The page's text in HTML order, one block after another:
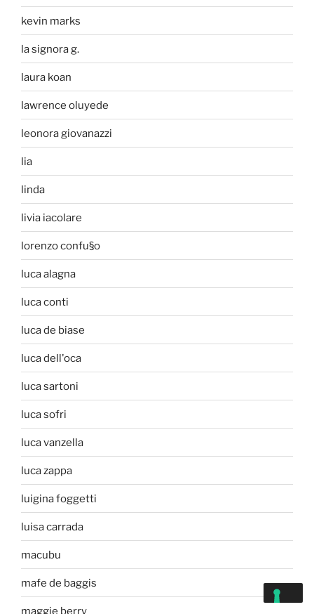
kevin marks
la signora g.
laura koan
lawrence oluyede
leonora giovanazzi
lia
linda
livia iacolare
lorenzo confu§o
luca alagna
luca conti
luca de biase
luca dell'oca
luca sartoni
luca sofri
luca vanzella
luca zappa
luigina foggetti
luisa carrada
macubu
mafe de baggis
maggie berry